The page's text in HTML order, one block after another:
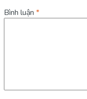
Bình luận *